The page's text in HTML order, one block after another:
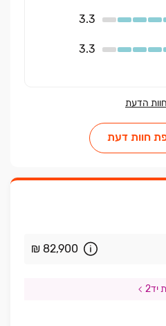
3.3
3.3
הדעת
חוות דעת
₪ 82,900
יד2